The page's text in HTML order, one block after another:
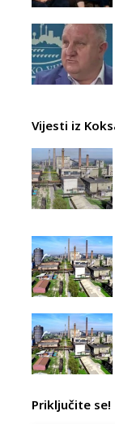
Vijesti iz
Priključite se!